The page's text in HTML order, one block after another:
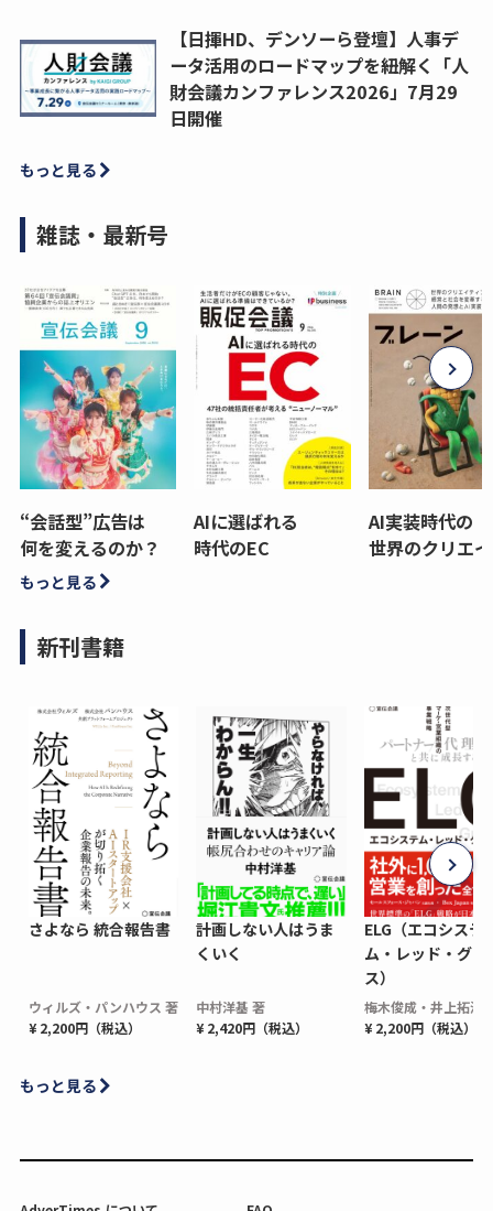
【日揮HD、デンソーら登壇】人事デ
ータ活用のロードマップを紐解く「人
財会議カンファレンス2026」7月29
日開催
もっと見る
雑誌・最新号
“会話型”広告は
何を変えるのか？
AIに選ばれる
時代のEC
AI実装時代の
世界のクリエ
もっと見る
新刊書籍
さよなら 統合報告書
ウィルズ・パンハウス 著
¥ 2,200円（税込）
計画しない人はうま
くいく
中村洋基 著
¥ 2,420円（税込）
ELG（エコシステ
ム・レッド・グロ
ス）
梅木俊成・井上拓海
¥ 2,200円（税込）
もっと見る